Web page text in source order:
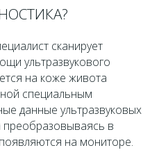
сканирует
ультразвукового
на коже живота
специальным
данные ультразвуковых
преобразовываясь в
на мониторе.